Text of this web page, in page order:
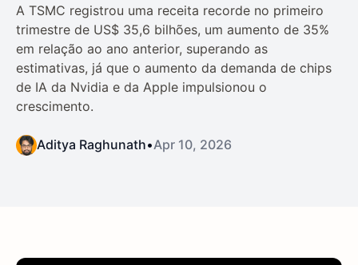
A TSMC registrou uma receita recorde no primeiro
trimestre de US$ 35,6 bilhões, um aumento de 35%
em relação ao ano anterior, superando as
estimativas, já que o aumento da demanda de chips
de IA da Nvidia e da Apple impulsionou o
crescimento.
Aditya Raghunath•Apr 10, 2026